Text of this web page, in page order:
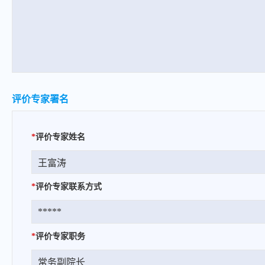
评价专家署名
*评价专家姓名
*评价专家联系方式
*评价专家职务